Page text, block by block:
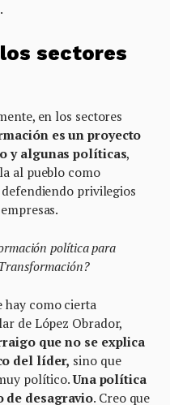
sectores
en los sectores
es un proyecto
y algunas políticas,
al pueblo como
privilegios
política para
hay como cierta
de López Obrador,
que no se explica
del líder, sino que
político.Una política
de desagravio. Creo que